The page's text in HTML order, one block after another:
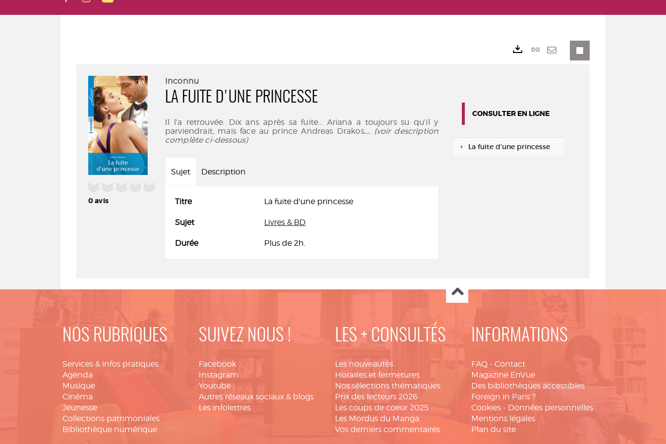
0avis
Inconnu
LA FUITE D'UNE PRINCESSE
Il l’a retrouvée. Dix ans après sa fuite… Ariana a toujours su qu’il y
parviendrait, mais face au prince Andreas Drakos,... (voir description
complète ci-dessous)
Sujet Description
Titre La fuite d'une princesse
Sujet Livres & BD
Durée Plus de 2h.
Lien
CONSULTER EN LIGNE
La fuite d'une princesse
NOS RUBRIQUES
Services & infos pratiques
Agenda
Musique
Cinéma
Jeunesse
Collections patrimoniales
Bibliothèque numérique
SUIVEZ NOUS !
Facebook
Instagram
Youtube
Autres réseaux sociaux & blogs
Les infolettres
LES + CONSULTÉS
Les nouveautés
Horaires et fermetures
Nos sélections thématiques
Prix des lecteurs 2026
Les coups de coeur 2025
Les Mordus du Manga
Vos derniers commentaires
INFORMATIONS
FAQ - Contact
Magazine EnVue
Des bibliothèques accessibles
Foreign in Paris ?
Cookies - Données personnelles
Mentions légales
Plan du site